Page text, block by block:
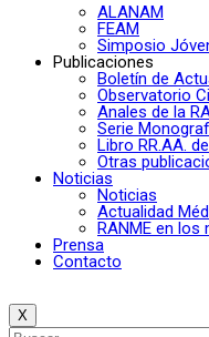
ALANAM
FEAM
Simposio
Publicaciones
Boletín de
Observatorio
Anales de la
Serie
Libro RR.AA.
Otras
Noticias
Noticias
Actualidad
RANME en los
Prensa
Contacto
X